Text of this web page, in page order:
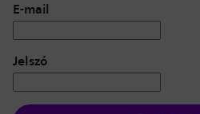
Bejelentkezés: felhasználó és jelszó
E-mail
Jelszó